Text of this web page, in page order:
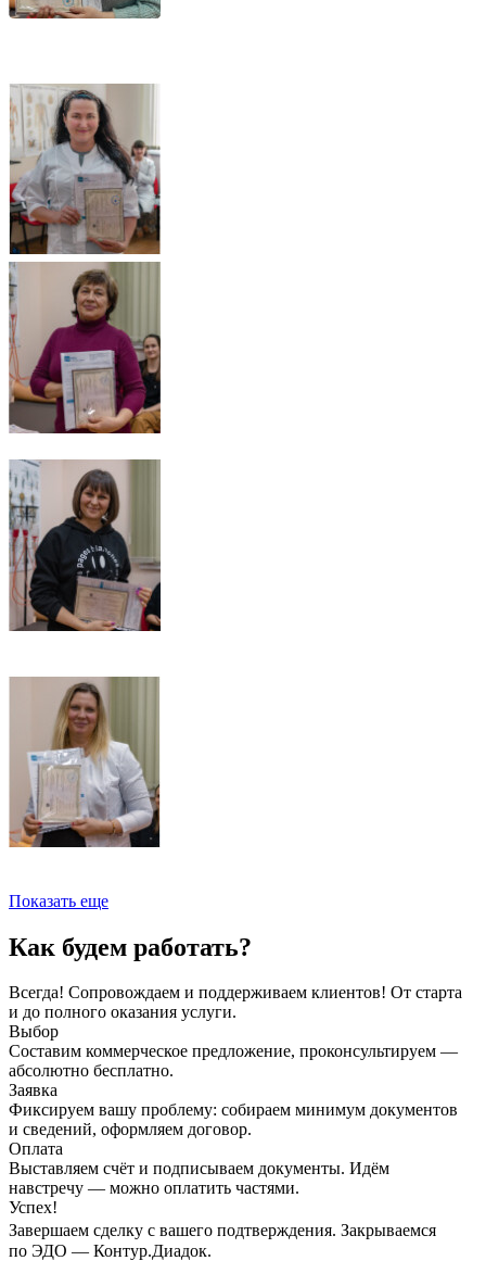
Показать еще
Как будем работать?
Всегда! Сопровождаем и поддерживаем клиентов! От старта
и до полного оказания услуги.
Выбор
Составим коммерческое предложение, проконсультируем —
абсолютно бесплатно.
Заявка
Фиксируем вашу проблему: собираем минимум документов
и сведений, оформляем договор.
Оплата
Выставляем счёт и подписываем документы. Идём
навстречу — можно оплатить частями.
Успех!
Завершаем сделку с вашего подтверждения. Закрываемся
по ЭДО — Контур.Диадок.